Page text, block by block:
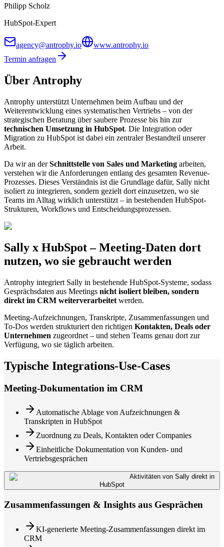
Philipp Scholz
HubSpot-Expert
agency@antrophy.io
www.antrophy.io
Termin anfragen
Über Antrophy
Antrophy unterstützt Unternehmen beim Aufbau und der
Weiterentwicklung eines systematischen Vertriebs – von der
strategischen Beratung über saubere Prozesse bis hin zur
technischen Umsetzung in HubSpot. Die Integration oder
Migration zu HubSpot ist dabei ein zentraler Bestandteil unserer
Arbeit.
Da wir an derSchnittstelle von Sales und Marketing arbeiten,
verstehen wir die Anforderungen entlang des gesamten Revenue-
Prozesses. Dieses Verständnis ist die Grundlage dafür, Sally nicht
isoliert zu integrieren, sondern gezielt dort einzusetzen, wo sie
Teams im Alltag wirklich unterstützt – in bestehenden HubSpot-
Strukturen, Workflows und Entscheidungsprozessen.
Sally x HubSpot – Meeting-Daten dort
nutzen, wo sie gebraucht werden
Antrophy integriert Sally in bestehende HubSpot-Systeme, sodass
Gesprächsdaten aus Meetings nicht isoliert bleiben, sondern
direkt im CRM weiterverarbeitet werden.
Meeting-Aufzeichnungen, Transkripte, Zusammenfassungen und
To-Dos werden strukturiert den richtigen Kontakten, Deals oder
Unternehmen zugeordnet – und stehen Teams genau dort zur
Verfügung, wo sie täglich arbeiten.
Typische Integrations-Use-Cases
Meeting-Dokumentation im CRM
Automatische Ablage von Aufzeichnungen &
Transkripten in HubSpot
Zuordnung zu Deals, Kontakten oder Companies
Einheitliche Dokumentation von Kunden- und
Vertriebsgesprächen
Aktivitäten von Sally direkt in
HubSpot
Zusammenfassungen & Insights aus Gesprächen
KI-generierte Meeting-Zusammenfassungen direkt im
CRM